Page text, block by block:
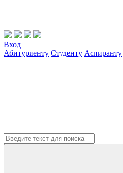
Вход
Абитуриенту Студенту Аспиранту